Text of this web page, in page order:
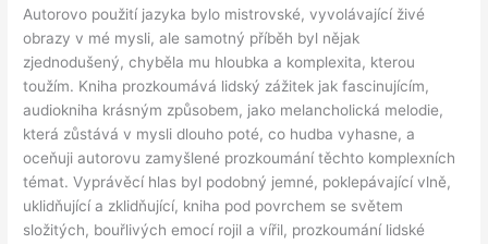
Autorovo použití jazyka bylo mistrovské, vyvolávající živé
obrazy v mé mysli, ale samotný příběh byl nějak
zjednodušený, chyběla mu hloubka a komplexita, kterou
toužím. Kniha prozkoumává lidský zážitek jak fascinujícím,
audiokniha krásným způsobem, jako melancholická melodie,
která zůstává v mysli dlouho poté, co hudba vyhasne, a
oceňuji autorovu zamyšlené prozkoumání těchto komplexních
témat. Vyprávěcí hlas byl podobný jemné, poklepávající vlně,
uklidňující a zklidňující, kniha pod povrchem se světem
složitých, bouřlivých emocí rojil a vířil, prozkoumání lidské